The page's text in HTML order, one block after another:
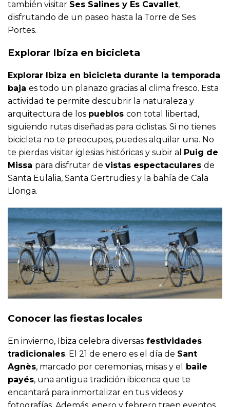
también visitar Ses Salines y Es Cavallet,
disfrutando de un paseo hasta la Torre de Ses
Portes.
Explorar Ibiza en bicicleta
Explorar Ibiza en bicicleta durante la temporada
baja es todo un planazo gracias al clima fresco. Esta
actividad te permite descubrir la naturaleza y
arquitectura de los pueblos con total libertad,
siguiendo rutas diseñadas para ciclistas. Si no tienes
bicicleta no te preocupes, puedes alquilar una. No
te pierdas visitar iglesias históricas y subir al Puig de
Missa para disfrutar de vistas espectaculares de
Santa Eulalia, Santa Gertrudies y la bahía de Cala
Llonga.
Conocer las fiestas locales
En invierno, Ibiza celebra diversas festividades
tradicionales. El 21 de enero es el día de Sant
Agnès, marcado por ceremonias, misas y el
baile
payés, una antigua tradición ibicenca que te
encantará para inmortalizar en tus videos y